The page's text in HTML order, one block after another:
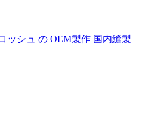
ッシュ の OEM製作 国内縫製